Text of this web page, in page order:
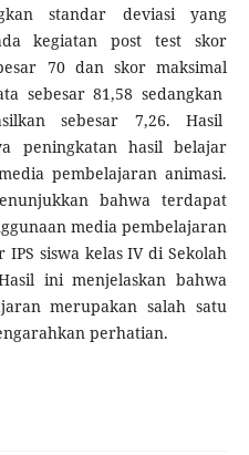
standar deviasi yang
kegiatan post test skor
70 dan skor maksimal
sebesar 81,58 sedangkan
sebesar 7,26. Hasil
peningkatan hasil belajar
pembelajaran animasi.
bahwa terdapat
media pembelajaran
siswa kelas IV di Sekolah
ini menjelaskan bahwa
merupakan salah satu
perhatian.